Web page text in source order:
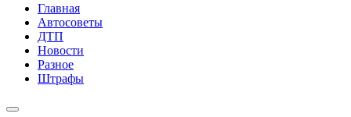
Главная
Автосоветы
ДТП
Новости
Разное
Штрафы